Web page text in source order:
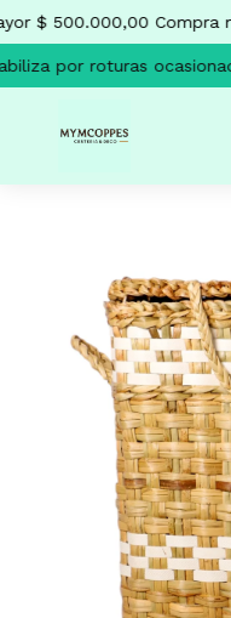
$ 500.000,00 Compra
por roturas